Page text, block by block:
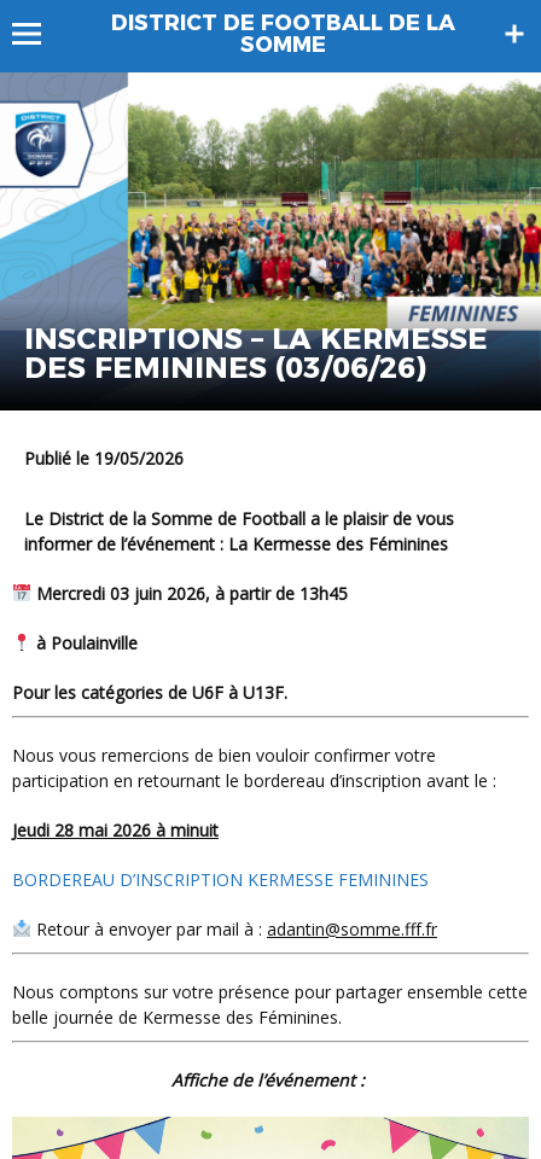
DISTRICT DE FOOTBALL DE LA
SOMME
INSCRIPTIONS – LA KERMESSE
DES FEMININES (03/06/26)
Publié le 19/05/2026
Le District de la Somme de Football a le plaisir de vous
informer de l’événement : La Kermesse des Féminines
Mercredi 03 juin 2026, à partir de 13h45
à Poulainville
Pour les catégories de U6F à U13F.
Nous vous remercions de bien vouloir confirmer votre
participation en retournant le bordereau d’inscription avant le :
Jeudi 28 mai 2026 à minuit
BORDEREAU D’INSCRIPTION KERMESSE FEMININES
Retour à envoyer par mail à : adantin@somme.fff.fr
Nous comptons sur votre présence pour partager ensemble cette
belle journée de Kermesse des Féminines.
Affiche de l’événement :